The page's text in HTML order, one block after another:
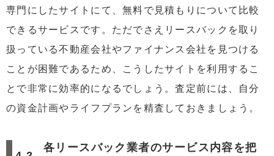
専門にしたサイトにて、無料で見積もりについて比較
できるサービスです。ただでさえリースバックを取り
扱っている不動産会社やファイナンス会社を見つける
ことが困難であるため、こうしたサイトを利用するこ
とで非常に効率的になるでしょう。査定前には、自分
の資金計画やライフプランを精査しておきましょう。
各リースバック業者のサービス内容を把